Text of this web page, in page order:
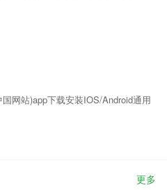
网站)app下载安装IOS/Android通用
更多